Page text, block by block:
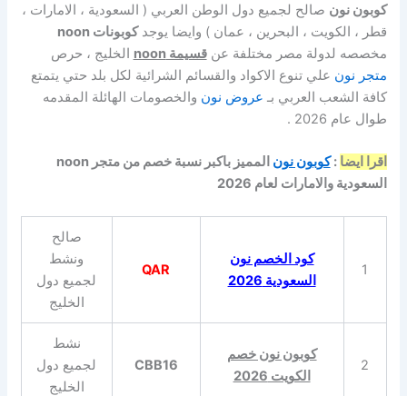
كوبون نون صالح لجميع دول الوطن العربي ( السعودية ، الامارات ،
قطر ، الكويت ، البحرين ، عمان ) وايضا يوجدكوبونات noon
مخصصه لدولة مصر مختلفة عنقسيمة noon
الخليج ، حرص
متجر نون علي تنوع الاكواد والقسائم الشرائية لكل بلد حتي يتمتع
كافة الشعب العربي بـ عروض نون والخصومات الهائلة المقدمه
طوال عام 2026 .
اقرا ايضا :كوبون نون
المميز باكبر نسبة خصم من متجر noon
السعودية والامارات لعام 2026
1
كود الخصم نون
السعودية 2026
QAR
صالح
ونشط
لجميع دول
الخليج
2
كوبون نون خصم
الكويت 2026
CBB16
نشط
لجميع دول
الخليج